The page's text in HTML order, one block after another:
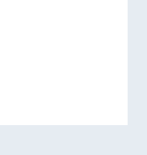
del lavoro italiano nel